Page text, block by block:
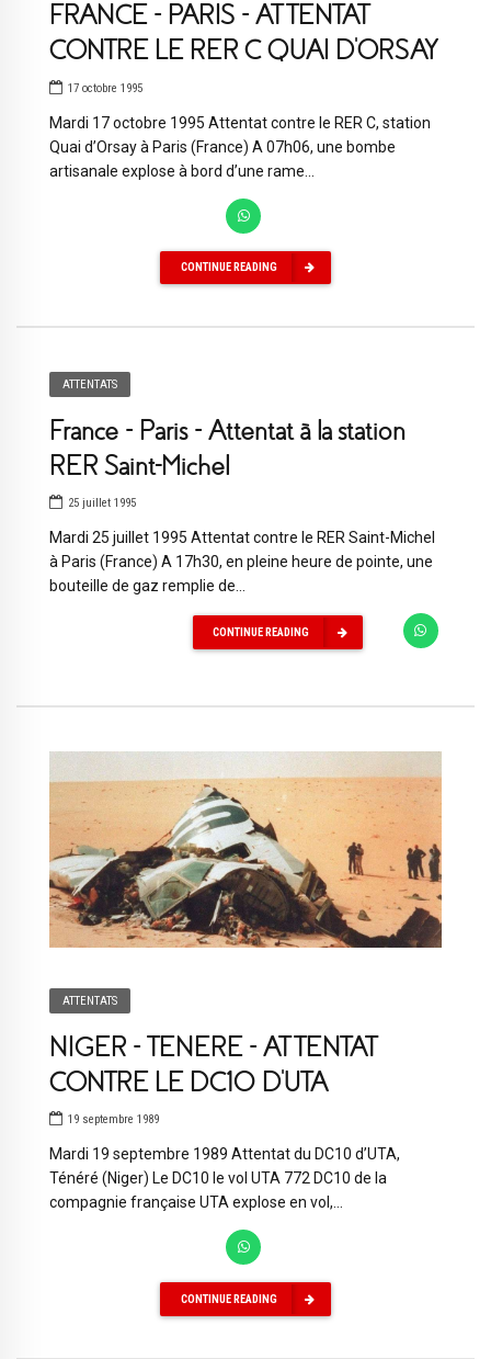
FRANCE – PARIS – ATTENTAT
CONTRE LE RER C QUAI D’ORSAY
17 octobre 1995
Mardi 17 octobre 1995 Attentat contre le RER C, station
Quai d’Orsay à Paris (France) A 07h06, une bombe
artisanale explose à bord d’une rame...
CONTINUE READING
ATTENTATS
France – Paris – Attentat à la station
RER Saint-Michel
25 juillet 1995
Mardi 25 juillet 1995 Attentat contre le RER Saint-Michel
à Paris (France) A 17h30, en pleine heure de pointe, une
bouteille de gaz remplie de...
CONTINUE READING
ATTENTATS
NIGER – TENERE – ATTENTAT
CONTRE LE DC10 D’UTA
19 septembre 1989
Mardi 19 septembre 1989 Attentat du DC10 d’UTA,
Ténéré (Niger) Le DC10 le vol UTA 772 DC10 de la
compagnie française UTA explose en vol,...
CONTINUE READING